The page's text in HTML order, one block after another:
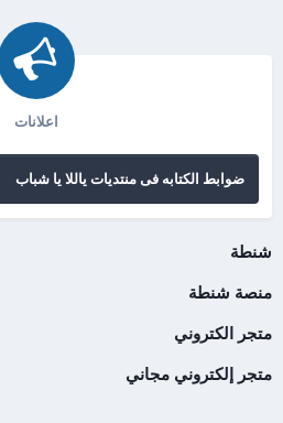
اعلانات
ضوابط الكتابه فى منتديات ياللا يا شباب
شنطة
منصة شنطة
متجر الكتروني
متجر إلكتروني مجاني